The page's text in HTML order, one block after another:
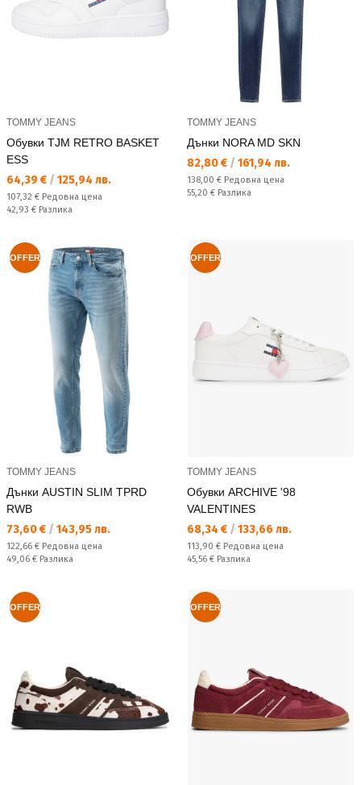
TOMMY JEANS
Обувки TJM RETRO BASKET
ESS
Текуща цена:
64,39 € / 125,94 лв.
Редовна цена:
107,32 € Редовна цена
Спестявате:
42,93 € Разлика
TOMMY JEANS
Дънки NORA MD SKN
Текуща цена:
82,80 € / 161,94 лв.
Редовна цена:
138,00 € Редовна цена
Спестявате:
55,20 € Разлика
OFFER
TOMMY JEANS
Дънки AUSTIN SLIM TPRD
RWB
Текуща цена:
73,60 € / 143,95 лв.
Редовна цена:
122,66 € Редовна цена
Спестявате:
49,06 € Разлика
OFFER
TOMMY JEANS
Обувки ARCHIVE '98
VALENTINES
Текуща цена:
68,34 € / 133,66 лв.
Редовна цена:
113,90 € Редовна цена
Спестявате:
45,56 € Разлика
OFFER OFFER